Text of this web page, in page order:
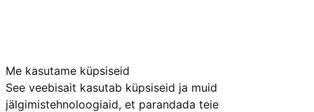
Me kasutame küpsiseid
See veebisait kasutab küpsiseid ja muid
jälgimistehnoloogiaid, et parandada teie